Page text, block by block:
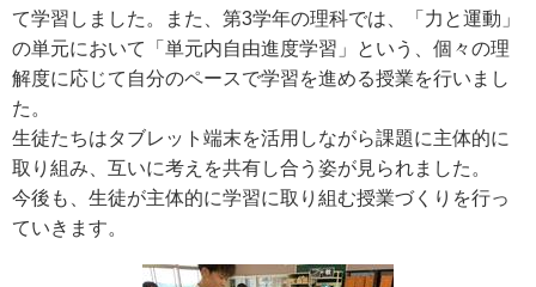
て学習しました。また、第3学年の理科では、「力と運動」
の単元において「単元内自由進度学習」という、個々の理
解度に応じて自分のペースで学習を進める授業を行いまし
た。
生徒たちはタブレット端末を活用しながら課題に主体的に
取り組み、互いに考えを共有し合う姿が見られました。
今後も、生徒が主体的に学習に取り組む授業づくりを行っ
ていきます。